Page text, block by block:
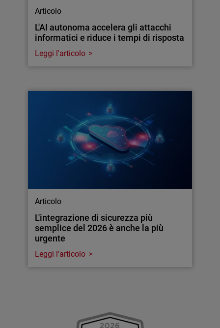
Articolo
L'AI autonoma accelera gli attacchi
informatici e riduce i tempi di risposta
Leggi l'articolo
Articolo
L'integrazione di sicurezza più
semplice del 2026 è anche la più
urgente
Leggi l'articolo